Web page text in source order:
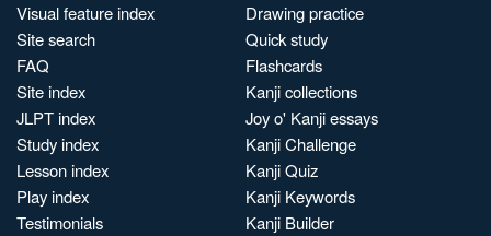
Visual feature index
Site search
FAQ
Site index
JLPT index
Study index
Lesson index
Play index
Testimonials
Drawing practice
Quick study
Flashcards
Kanji collections
Joy o' Kanji essays
Kanji Challenge
Kanji Quiz
Kanji Keywords
Kanji Builder